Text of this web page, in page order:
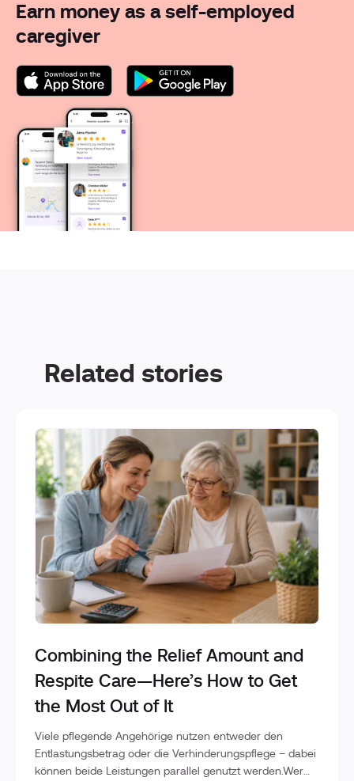
Earn money as a self-employed
caregiver
Related stories
Combining the Relief Amount and
Respite Care—Here’s How to Get
the Most Out of It
Viele pflegende Angehörige nutzen entweder den
Entlastungsbetrag oder die Verhinderungspflege – dabei
können beide Leistungen parallel genutzt werden.Wer